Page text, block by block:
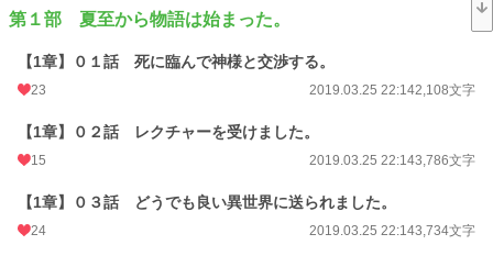
といたしました。
たようなところがあります。
前作はストーリーを重視しておりますが、これについては単なる異世界漫遊
読点さえ定かではありません、作者、とてもメンタルが弱いのでそのあたりのご
本作は随所に意味の無い蘊蓄や説明があります。かなりのヒンシュクを受けま
第１部 夏至から物語は始まった。
【1章】０１話 死に臨んで神様と交渉する。
23 2019.03.25 22:142,108文字
【1章】０２話 レクチャーを受けました。
15 2019.03.25 22:143,786文字
【1章】０３話 どうでも良い異世界に送られました。
24 2019.03.25 22:143,734文字